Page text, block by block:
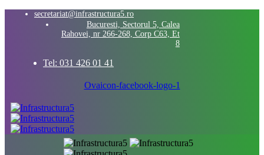
secretariat@infrastructura5.ro
Bucuresti, Sectorul 5, Calea
Rahovei, nr 266-268, Corp C63, Et
8
Tel: 031 426 01 41
Ovaicon-facebook-logo-1